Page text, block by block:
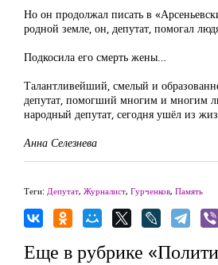
Но он продолжал писать в
родной земле, он, депутат, помогал
Подкосила его смерть жены…
Талантливейший, смелый и
депутат, помогший многим и многим
народный депутат, сегодня ушёл из
Анна Селезнева
Теги: Депутат, Журналист, Гурченков, Память
Еще в рубрике